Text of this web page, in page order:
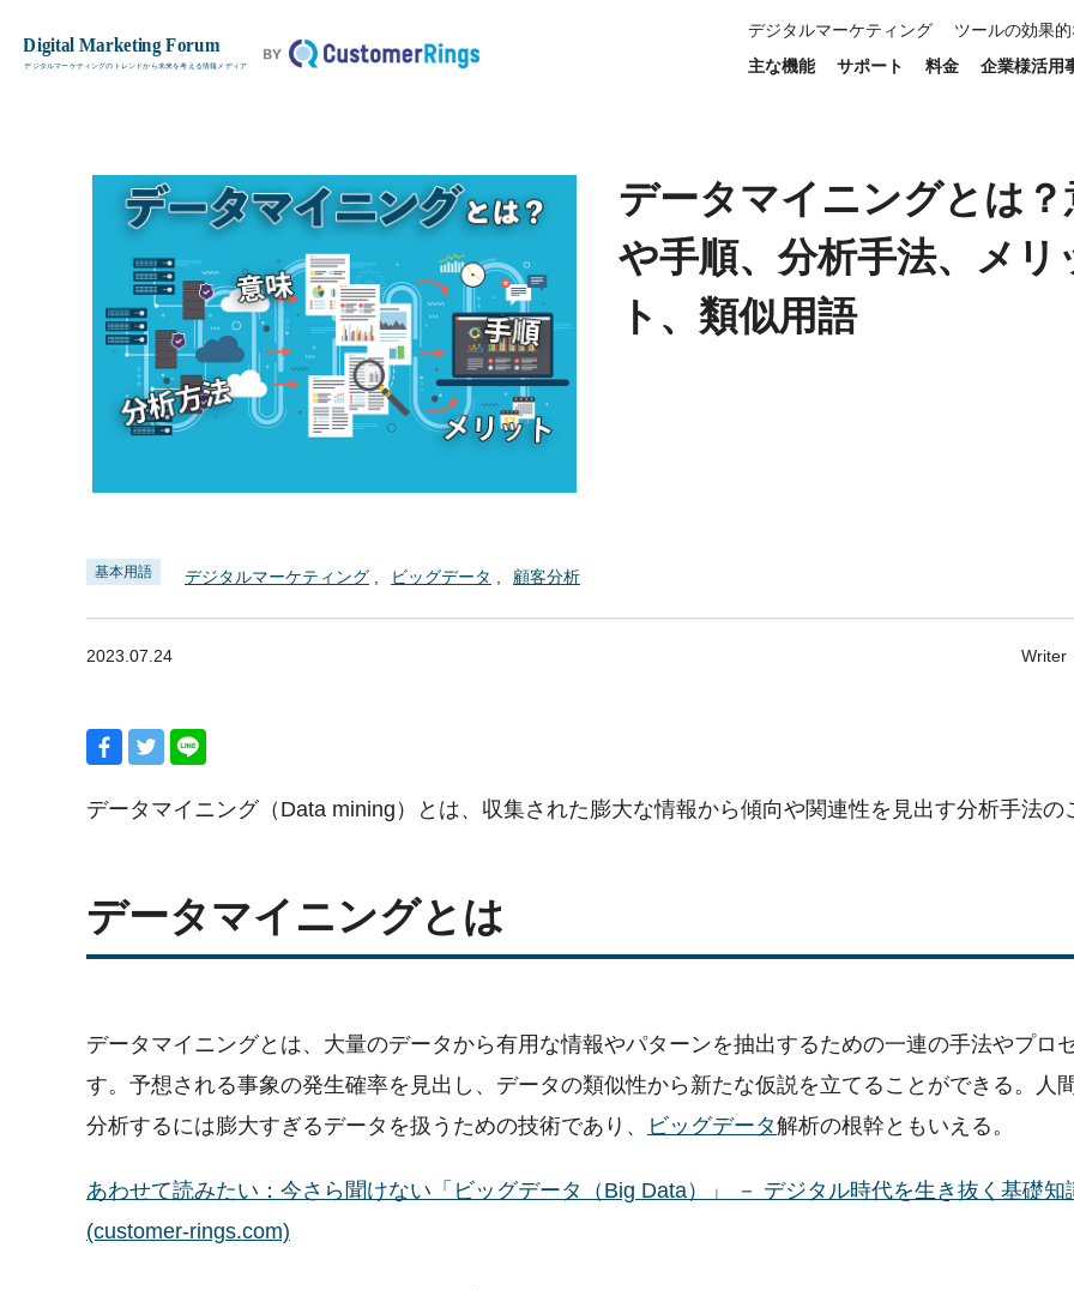
デジタルマーケティング
ツールの効果
主な機能
サポート 料金 企業様活用
TOP 基本用語 データマイニングとは？意味や手順、分析手法、メリット、類似用語
データマイニングとは？
や手順、分析手法、メリ
ト、類似用語
基本用語 デジタルマーケティング ビッグデータ 顧客分析
2023.07.24 Writer
データマイニング（Data mining）とは、収集された膨大な情報から傾向や関連性を見出す分析手法の
データマイニングとは
データマイニングとは、大量のデータから有用な情報やパターンを抽出するための一連の手法やプロ
す。予想される事象の発生確率を見出し、データの類似性から新たな仮説を立てることができる。人
分析するには膨大すぎるデータを扱うための技術であり、
ビッグデータ解析の根幹ともいえる。
あわせて読みたい：今さら聞けない「ビッグデータ（Big Data）」 － デジタル時代を生き抜く基礎知
(customer-rings.com)